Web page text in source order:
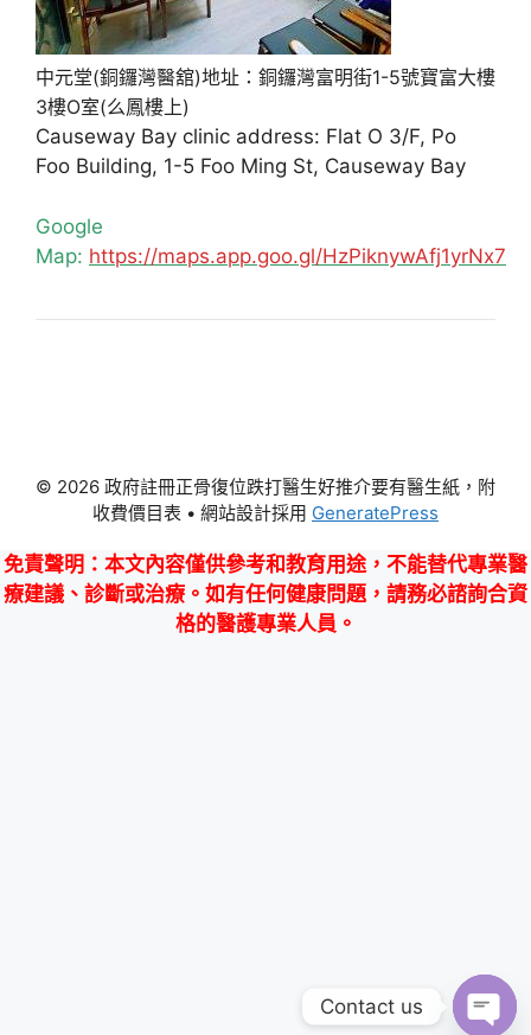
中元堂(銅鑼灣醫舘)地址：銅鑼灣富明街1-5號寶富大樓
3樓O室(么鳳樓上)
Causeway Bay clinic address: Flat O 3/F, Po
Foo Building, 1-5 Foo Ming St, Causeway Bay
Google
Map: https://maps.app.goo.gl/HzPiknywAfj1yrNx7
© 2026 政府註冊正骨復位跌打醫生好推介要有醫生紙，附
收費價目表 • 網站設計採用 GeneratePress
免責聲明 ：本文內容僅供參考和教育用途，不能替代專業醫
療建議、診斷或治療。如有任何健康問題，請務必諮詢合資
格的醫護專業人員。
Contact us